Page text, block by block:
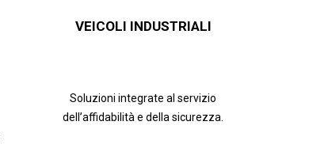
VEICOLI INDUSTRIALI
Soluzioni integrate al servizio
dell’affidabilità e della sicurezza.